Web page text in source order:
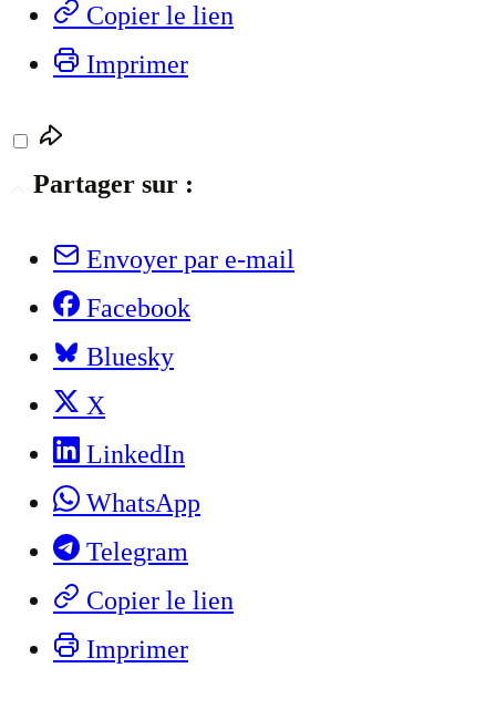
Copier le lien
Imprimer
Partager sur :
Envoyer par e-mail
Facebook
Bluesky
X
LinkedIn
WhatsApp
Telegram
Copier le lien
Imprimer